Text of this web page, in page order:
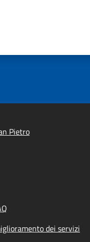
Pietro
dei servizi